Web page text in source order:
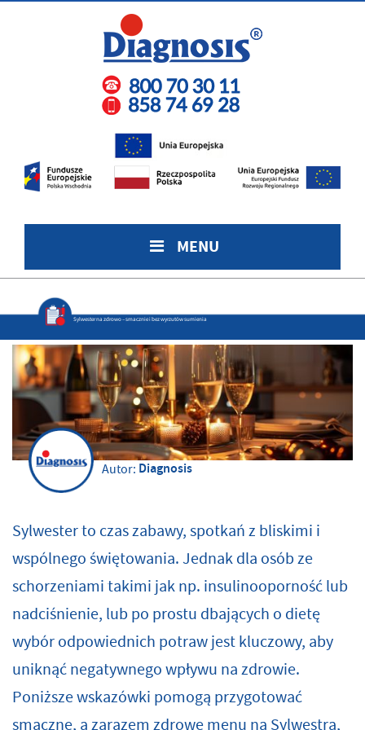
MENU
Sylwester na zdrowo – smacznie i bez wyrzutów sumienia
Autor: Diagnosis
Sylwester to czas zabawy, spotkań z bliskimi i
wspólnego świętowania. Jednak dla osób ze
schorzeniami takimi jak np. insulinooporność lub
nadciśnienie, lub po prostu dbających o dietę
wybór odpowiednich potraw jest kluczowy, aby
uniknąć negatywnego wpływu na zdrowie.
Poniższe wskazówki pomogą przygotować
smaczne, a zarazem zdrowe menu na Sylwestra,